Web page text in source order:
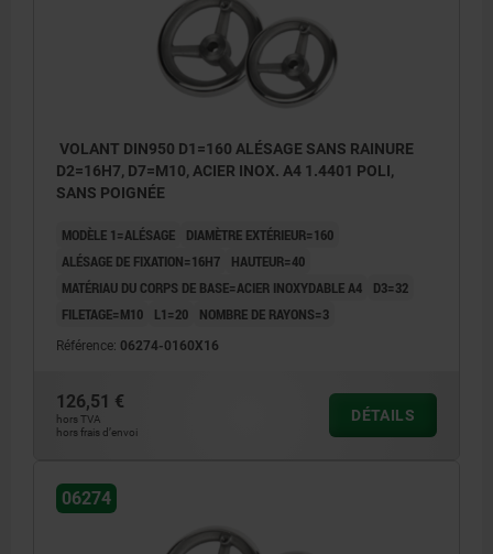
VOLANT DIN950 D1=160 ALÉSAGE SANS RAINURE
D2=16H7, D7=M10, ACIER INOX. A4 1.4401 POLI,
SANS POIGNÉE
MODÈLE 1=ALÉSAGE
DIAMÈTRE EXTÉRIEUR=160
ALÉSAGE DE FIXATION=16H7
HAUTEUR=40
MATÉRIAU DU CORPS DE BASE=ACIER INOXYDABLE A4
D3=32
FILETAGE=M10
L1=20 NOMBRE DE RAYONS=3
Référence: 06274-0160X16
126,51 €
hors TVA
hors frais d’envoi
DÉTAILS
06274